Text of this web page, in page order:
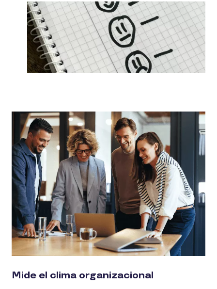
Mide el clima organizacional